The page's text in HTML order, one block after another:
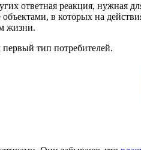
ответная реакция, нужная
в которых на
жизни.
тип потребителей.